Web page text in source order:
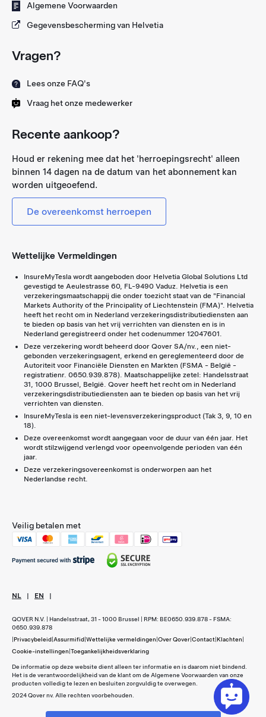
Algemene Voorwaarden
Gegevensbescherming van Helvetia
Vragen?
Lees onze FAQ's
Vraag het onze medewerker
Recente aankoop?
Houd er rekening mee dat het 'herroepingsrecht' alleen
binnen 14 dagen na de datum van het abonnement kan
worden uitgeoefend.
De overeenkomst herroepen
Wettelijke Vermeldingen
InsureMyTesla wordt aangeboden door Helvetia Global Solutions Ltd
gevestigd te Aeulestrasse 60, FL-9490 Vaduz. Helvetia is een
verzekeringsmaatschappij die onder toezicht staat van de "Financial
Markets Authority of the Principality of Liechtenstein (FMA)". Helvetia
heeft het recht om in Nederland verzekeringsdistributiediensten aan
te bieden op basis van het vrij verrichten van diensten en is in
Nederland geregistreerd onder het codenummer 12047601.
Deze verzekering wordt beheerd door Qover SA/nv., een niet-
gebonden verzekeringsagent, erkend en gereglementeerd door de
Autoriteit voor Financiële Diensten en Markten (FSMA - België -
registratienr. 0650.939.878). Maatschappelijke zetel: Handelsstraat
31, 1000 Brussel, België. Qover heeft het recht om in Nederland
verzekeringsdistributiediensten aan te bieden op basis van het vrij
verrichten van diensten.
InsureMyTesla is een niet-levensverzekeringsproduct (Tak 3, 9, 10 en
18).
Deze overeenkomst wordt aangegaan voor de duur van één jaar. Het
wordt stilzwijgend verlengd voor opeenvolgende perioden van één
jaar.
Deze verzekeringsovereenkomst is onderworpen aan het
Nederlandse recht.
Veilig betalen met
NL | EN |
QOVER N.V. | Handelsstraat, 31 - 1000 Brussel | RPM: BE0650.939.878 - FSMA:
0650.939.878
|Privacybeleid|Assurmifid|Wettelijke vermeldingen|Over Qover|Contact|Klachten|
Cookie-instellingen|Toegankelijkheidsverklaring
De informatie op deze website dient alleen ter informatie en is daarom niet bindend.
Het is de verantwoordelijkheid van de klant om de Algemene Voorwaarden van onze
producten volledig te lezen en besluiten zorgvuldig te overwegen.
2024 Qover nv. Alle rechten voorbehouden.